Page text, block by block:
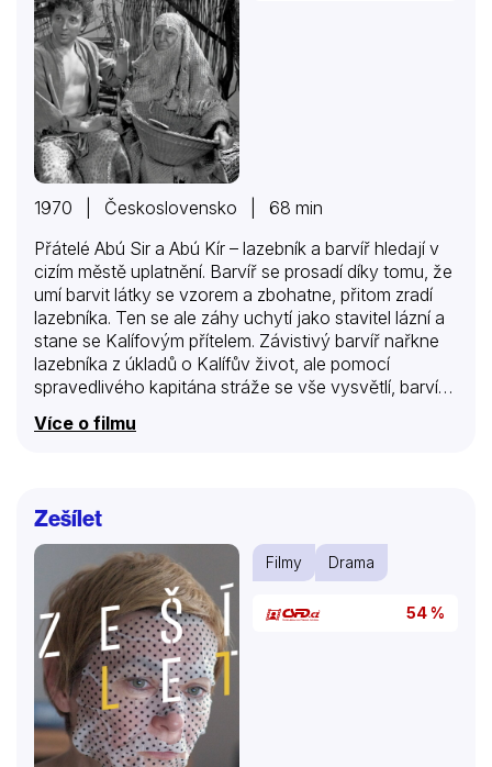
1970 | Československo | 68 min
Přátelé Abú Sir a Abú Kír – lazebník a barvíř hledají v
cizím městě uplatnění. Barvíř se prosadí díky tomu, že
umí barvit látky se vzorem a zbohatne, přitom zradí
lazebníka. Ten se ale záhy uchytí jako stavitel lázní a
stane se Kalífovým přítelem. Závistivý barvíř nařkne
lazebníka z úkladů o Kalífův život, ale pomocí
spravedlivého kapitána stráže se vše vysvětlí, barvíř
přijde o hlavu a lazebník odmítá krásnou dceru Kalífa
a vrací se do svého rodného města za milovanou
Více o filmu
Zešílet
Filmy Drama
54 %